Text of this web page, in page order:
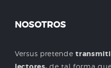
NOSOTROS
Versus pretende
de tal forma